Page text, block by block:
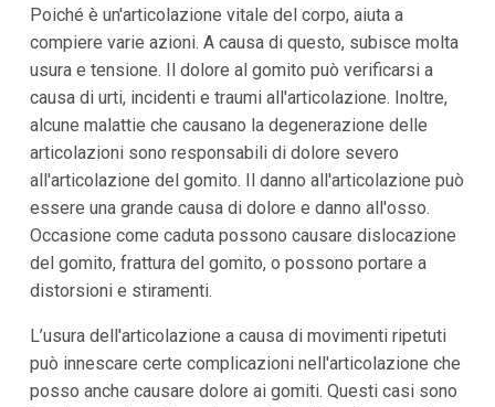
Poiché è un'articolazione vitale del corpo, aiuta a
compiere varie azioni. A causa di questo, subisce molta
usura e tensione. Il dolore al gomito può verificarsi a
causa di urti, incidenti e traumi all'articolazione. Inoltre,
alcune malattie che causano la degenerazione delle
articolazioni sono responsabili di dolore severo
all'articolazione del gomito. Il danno all'articolazione può
essere una grande causa di dolore e danno all'osso.
Occasione come caduta possono causare dislocazione
del gomito, frattura del gomito, o possono portare a
distorsioni e stiramenti.
L’usura dell'articolazione a causa di movimenti ripetuti
può innescare certe complicazioni nell'articolazione che
posso anche causare dolore ai gomiti. Questi casi sono